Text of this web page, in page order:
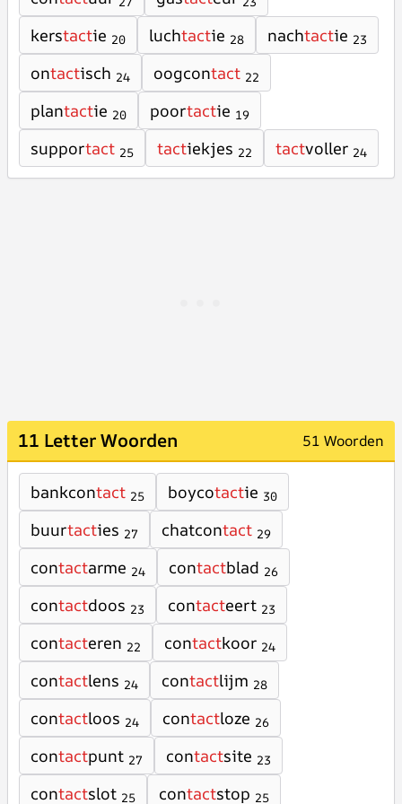
kerstactie 20 luchtactie 28 nachtactie 23
ontactisch 24 oogcontact 22
plantactie 20 poortactie 19
supportact 25 tactiekjes 22 tactvoller 24
11 Letter Woorden 51 Woorden
bankcontact 25 boycotactie 30
buurtacties 27 chatcontact 29
contactarme 24 contactblad 26
contactdoos 23 contacteert 23
contacteren 22 contactkoor 24
contactlens 24 contactlijm 28
contactloos 24 contactloze 26
contactpunt 27 contactsite 23
contactslot 25 contactstop 25